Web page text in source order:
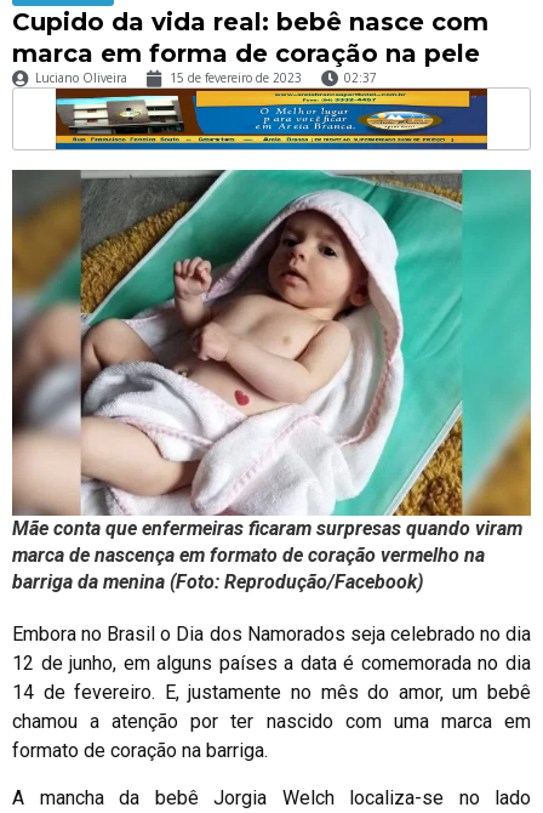
Cupido da vida real: bebê nasce com
marca em forma de coração na pele
Luciano Oliveira 15 de fevereiro de 2023 02:37
Mãe conta que enfermeiras ficaram surpresas quando viram
marca de nascença em formato de coração vermelho na
barriga da menina (Foto: Reprodução/Facebook)
Embora no Brasil o Dia dos Namorados seja celebrado no dia
12 de junho, em alguns países a data é comemorada no dia
14 de fevereiro. E, justamente no mês do amor, um bebê
chamou a atenção por ter nascido com uma marca em
formato de coração na barriga.
A mancha da bebê Jorgia Welch localiza-se no lado